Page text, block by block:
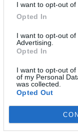
I want to opt-out of
Opted In
I want to opt-out
Advertising.
Opted In
I want to opt-out
of my Personal
was collected.
Opted Out
de Honra da AF
primeira
Paiva, que nas
o SC Régua nos
a equipa